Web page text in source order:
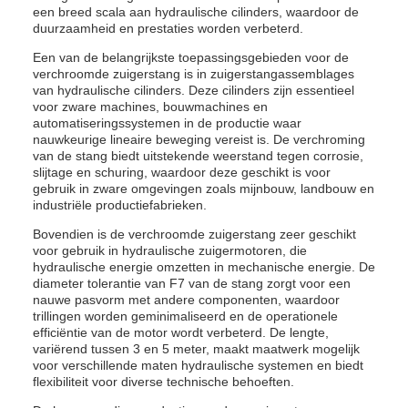
een breed scala aan hydraulische cilinders, waardoor de
duurzaamheid en prestaties worden verbeterd.
Een van de belangrijkste toepassingsgebieden voor de
verchroomde zuigerstang is in zuigerstangassemblages
van hydraulische cilinders. Deze cilinders zijn essentieel
voor zware machines, bouwmachines en
automatiseringssystemen in de productie waar
nauwkeurige lineaire beweging vereist is. De verchroming
van de stang biedt uitstekende weerstand tegen corrosie,
slijtage en schuring, waardoor deze geschikt is voor
gebruik in zware omgevingen zoals mijnbouw, landbouw en
industriële productiefabrieken.
Bovendien is de verchroomde zuigerstang zeer geschikt
voor gebruik in hydraulische zuigermotoren, die
hydraulische energie omzetten in mechanische energie. De
diameter tolerantie van F7 van de stang zorgt voor een
nauwe pasvorm met andere componenten, waardoor
trillingen worden geminimaliseerd en de operationele
efficiëntie van de motor wordt verbeterd. De lengte,
variërend tussen 3 en 5 meter, maakt maatwerk mogelijk
voor verschillende maten hydraulische systemen en biedt
flexibiliteit voor diverse technische behoeften.